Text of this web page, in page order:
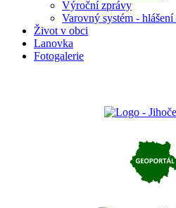
Výroční zprávy
Varovný systém -
Život v obci
Lanovka
Fotogalerie